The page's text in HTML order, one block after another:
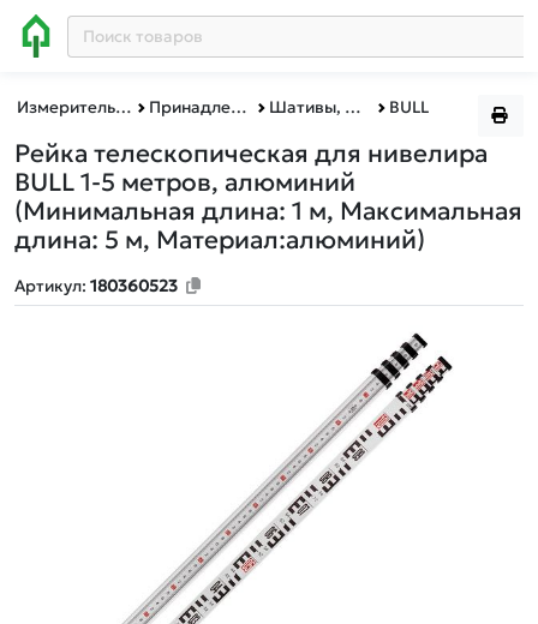
Измерительный инструмент Принадлежности для измерительного оборудования Шативы, штанги, рейки, держатели для нивелиров BULL
Рейка телескопическая для нивелира
BULL 1-5 метров, алюминий
(Минимальная длина: 1 м, Максимальная
длина: 5 м, Материал:алюминий)
Артикул: 180360523